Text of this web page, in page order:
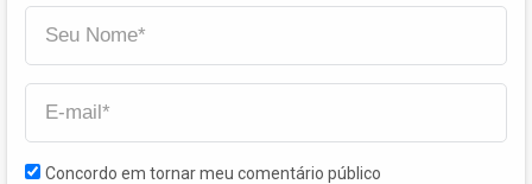
Concordo em tornar meu comentário público